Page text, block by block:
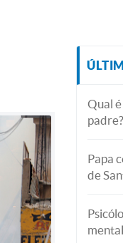
Qual
padre?
Papa
de